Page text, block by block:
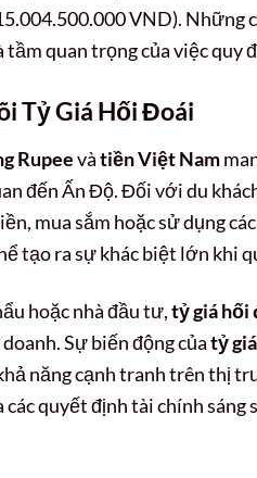
VND). Những
quan trọng của việc quy
Tỷ Giá Hối Đoái
Rupeevàtiền Việt Nam
đến Ấn Độ. Đối với du
mua sắm hoặc sử dụng
tạo ra sự khác biệt lớn khi
hoặc nhà đầu tư,tỷ giá hối
Sự biến động củatỷ
năng cạnh tranh trên thị
quyết định tài chính sáng